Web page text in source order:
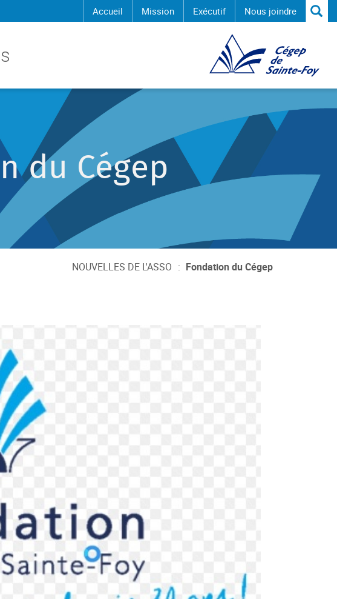
Accueil Mission Exécutif Nous joindre
Cégep de Sainte-Foy
du Cégep
NOUVELLES DE L'ASSO : Fondation du Cégep